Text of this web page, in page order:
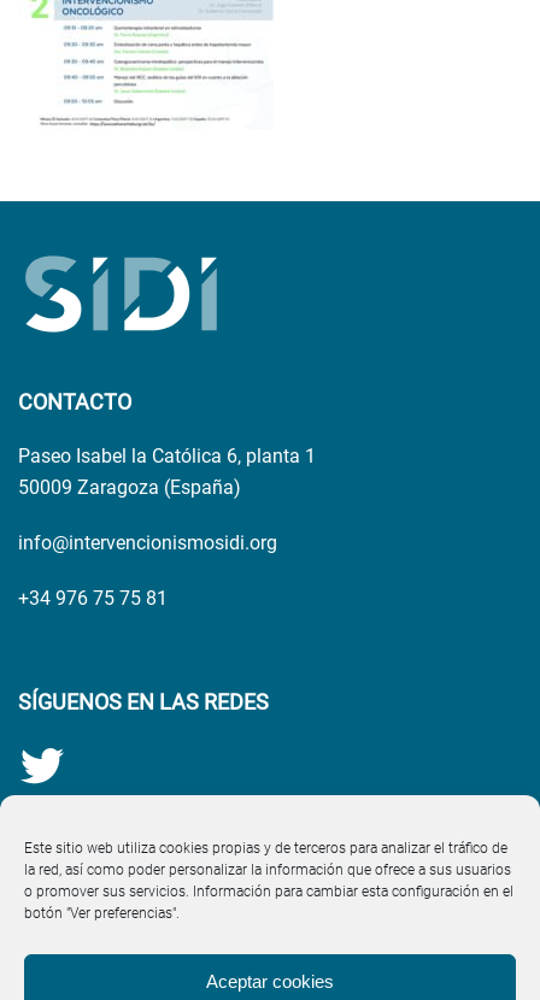
Este sitio web utiliza cookies propias y de terceros para analizar el tráfico de
la red, así como poder personalizar la información que ofrece a sus usuarios
o promover sus servicios. Información para cambiar esta configuración en el
botón "Ver preferencias".
Aceptar cookies
CONTACTO
Paseo Isabel la Católica 6, planta 1
50009 Zaragoza (España)
info@intervencionismosidi.org
+34 976 75 75 81
SÍGUENOS EN LAS REDES